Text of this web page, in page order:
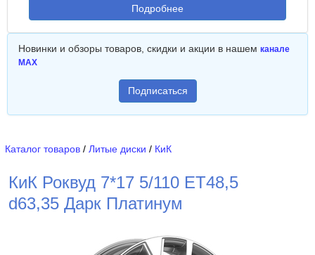
Подробнее
Новинки и обзоры товаров, скидки и акции в нашем канале
MAX
Подписаться
Каталог товаров / Литые диски / КиК
КиК Роквуд 7*17 5/110 ET48,5
d63,35 Дарк Платинум